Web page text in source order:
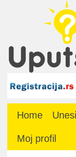
Home
Moj profil